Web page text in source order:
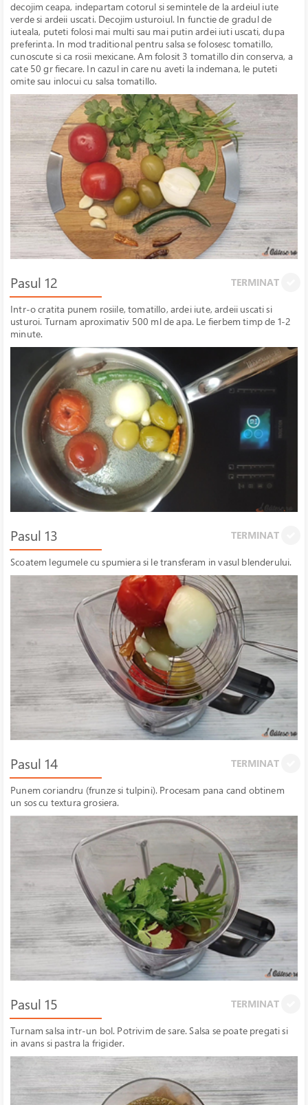
decojim ceapa, indepartam cotorul si semintele de la ardeiul iute
verde si ardeii uscati. Decojim usturoiul. In functie de gradul de
iuteala, puteti folosi mai multi sau mai putin ardei iuti uscati, dupa
preferinta. In mod traditional pentru salsa se folosesc tomatillo,
cunoscute si ca rosii mexicane. Am folosit 3 tomatillo din conserva, a
cate 50 gr fiecare. In cazul in care nu aveti la indemana, le puteti
omite sau inlocui cu salsa tomatillo.
Pasul 12 TERMINAT
Intr-o cratita punem rosiile, tomatillo, ardei iute, ardeii uscati si
usturoi. Turnam aproximativ 500 ml de apa. Le fierbem timp de 1-2
minute.
Pasul 13 TERMINAT
Scoatem legumele cu spumiera si le transferam in vasul blenderului.
Pasul 14 TERMINAT
Punem coriandru (frunze si tulpini). Procesam pana cand obtinem
un sos cu textura grosiera.
Pasul 15 TERMINAT
Turnam salsa intr-un bol. Potrivim de sare. Salsa se poate pregati si
in avans si pastra la frigider.